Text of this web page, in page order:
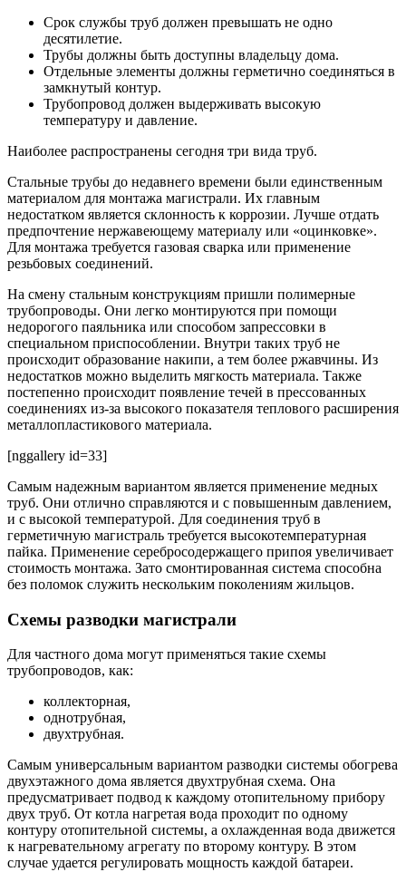
Срок службы труб должен превышать не одно
десятилетие.
Трубы должны быть доступны владельцу дома.
Отдельные элементы должны герметично соединяться в
замкнутый контур.
Трубопровод должен выдерживать высокую
температуру и давление.
Наиболее распространены сегодня три вида труб.
Стальные трубы до недавнего времени были единственным
материалом для монтажа магистрали. Их главным
недостатком является склонность к коррозии. Лучше отдать
предпочтение нержавеющему материалу или «оцинковке».
Для монтажа требуется газовая сварка или применение
резьбовых соединений.
На смену стальным конструкциям пришли полимерные
трубопроводы. Они легко монтируются при помощи
недорогого паяльника или способом запрессовки в
специальном приспособлении. Внутри таких труб не
происходит образование накипи, а тем более ржавчины. Из
недостатков можно выделить мягкость материала. Также
постепенно происходит появление течей в прессованных
соединениях из-за высокого показателя теплового расширения
металлопластикового материала.
[nggallery id=33]
Самым надежным вариантом является применение медных
труб. Они отлично справляются и с повышенным давлением,
и с высокой температурой. Для соединения труб в
герметичную магистраль требуется высокотемпературная
пайка. Применение серебросодержащего припоя увеличивает
стоимость монтажа. Зато смонтированная система способна
без поломок служить нескольким поколениям жильцов.
Схемы разводки магистрали
Для частного дома могут применяться такие схемы
трубопроводов, как:
коллекторная,
однотрубная,
двухтрубная.
Самым универсальным вариантом разводки системы обогрева
двухэтажного дома является двухтрубная схема. Она
предусматривает подвод к каждому отопительному прибору
двух труб. От котла нагретая вода проходит по одному
контуру отопительной системы, а охлажденная вода движется
к нагревательному агрегату по второму контуру. В этом
случае удается регулировать мощность каждой батареи.